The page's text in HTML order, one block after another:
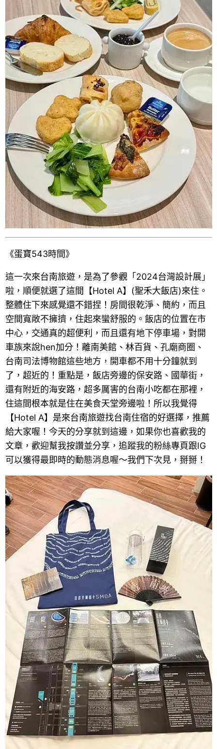
《蛋寶543時間》
這一次來台南旅遊，是為了參觀「2024台灣設計展」
啦，順便就選了這間【Hotel A】(聖禾大飯店)來住。
整體住下來感覺還不錯捏！房間很乾淨、簡約，而且
空間寬敞不擁擠，住起來蠻舒服的。飯店的位置在市
中心，交通真的超便利，而且還有地下停車場，對開
車族來說hen加分！離南美館、林百貨、孔廟商圈、
台南司法博物館這些地方，開車都不用十分鐘就到
了，超近的！重點是，飯店旁邊的保安路、國華街，
還有附近的海安路，超多厲害的台南小吃都在那裡，
住這間根本就是住在美食天堂旁邊啦！所以我覺得
【Hotel A】是來台南旅遊找台南住宿的好選擇，推薦
給大家喔！今天的分享就到這邊，如果你也喜歡我的
文章，歡迎幫我按讚並分享，追蹤我的粉絲專頁跟IG
可以獲得最即時的動態消息喔～我們下次見，掰掰！